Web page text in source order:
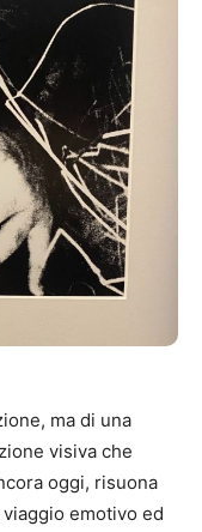
ma di una
visiva che
oggi, risuona
emotivo ed